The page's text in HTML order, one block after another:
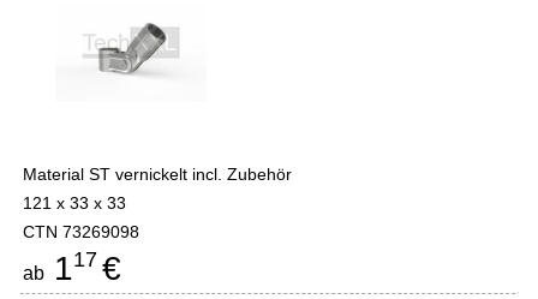
Material ST vernickelt incl. Zubehör
121 x 33 x 33
CTN 73269098
ab 117 €